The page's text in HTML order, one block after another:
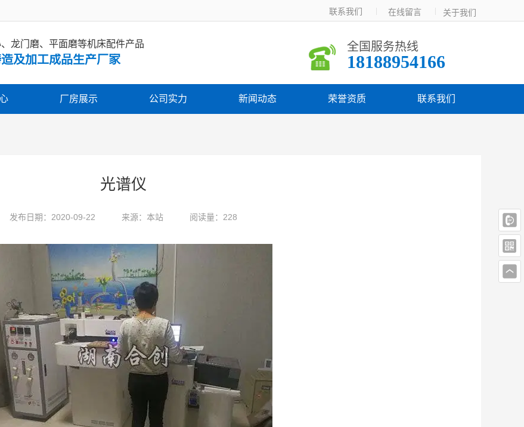
厂房展示 公司实力 新闻动态 荣誉资质 联系我们
龙门磨、平面磨等机床配件产品 全国服务热线
18188954166
及加工成品生产厂家
联系我们 在线留言 关于我们
光谱仪
发布日期：2020-09-22 来源：本站 阅读量：228